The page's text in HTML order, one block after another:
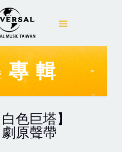
專輯
白色巨塔】
原聲帶